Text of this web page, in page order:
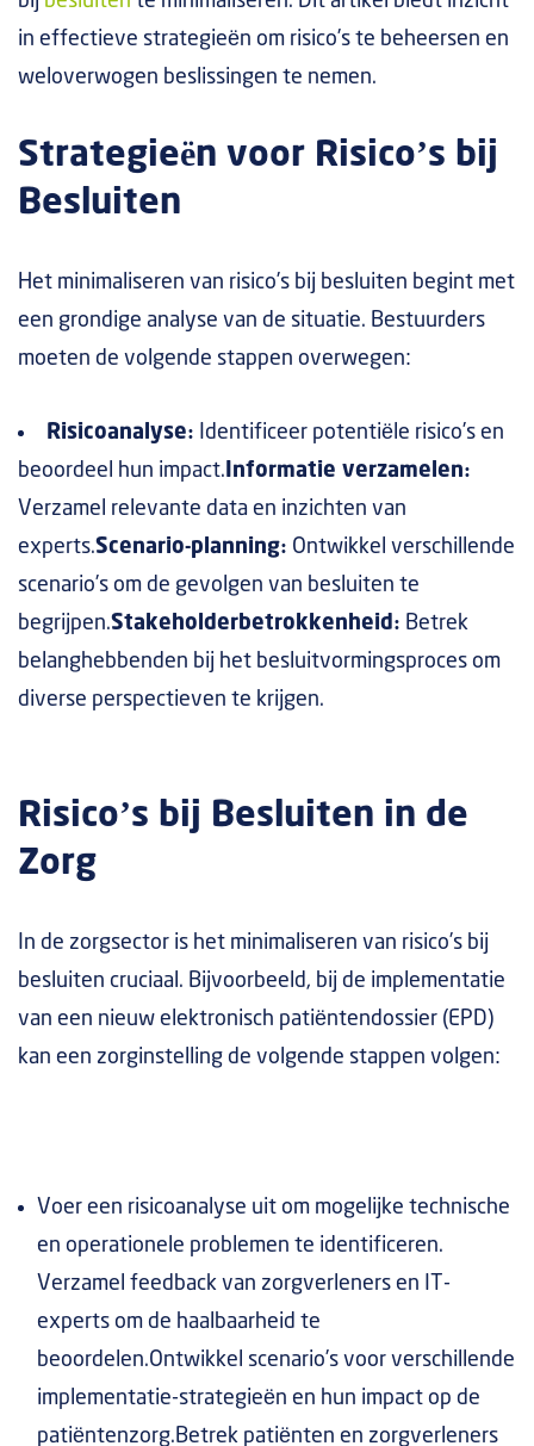
in effectieve strategieën om risico’s te beheersen en
weloverwogen beslissingen te nemen.
Strategieën voor Risico’s bij
Besluiten
Het minimaliseren van risico’s bij besluiten begint met
een grondige analyse van de situatie. Bestuurders
moeten de volgende stappen overwegen:
Risicoanalyse: Identificeer potentiële risico’s en
beoordeel hun impact. Informatie verzamelen:
Verzamel relevante data en inzichten van
experts.Scenario-planning: Ontwikkel verschillende
scenario’s om de gevolgen van besluiten te
begrijpen.Stakeholderbetrokkenheid: Betrek
belanghebbenden bij het besluitvormingsproces om
diverse perspectieven te krijgen.
Risico’s bij Besluiten in de
Zorg
In de zorgsector is het minimaliseren van risico’s bij
besluiten cruciaal. Bijvoorbeeld, bij de implementatie
van een nieuw elektronisch patiëntendossier (EPD)
kan een zorginstelling de volgende stappen volgen:
Voer een risicoanalyse uit om mogelijke technische
en operationele problemen te identificeren.
Verzamel feedback van zorgverleners en IT-
experts om de haalbaarheid te
beoordelen.Ontwikkel scenario’s voor verschillende
implementatie-strategieën en hun impact op de
patiëntenzorg.Betrek patiënten en zorgverleners